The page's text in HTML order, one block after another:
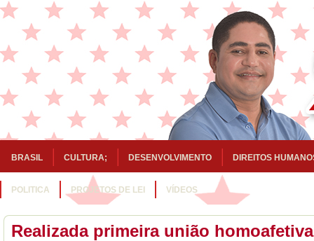
BRASIL CULTURA; DESENVOLVIMENTO DIREITOS
POLITICA PROJETOS DE LEI VÍDEOS
Realizada primeira união